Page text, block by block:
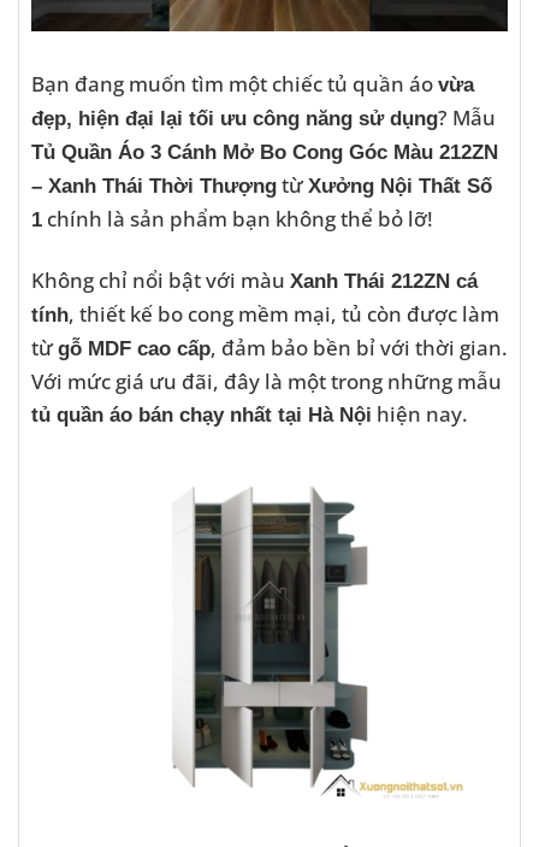
Bạn đang muốn tìm một chiếc tủ quần áo vừa
đẹp, hiện đại lại tối ưu công năng sử dụng? Mẫu
Tủ Quần Áo 3 Cánh Mở Bo Cong Góc Màu 212ZN
– Xanh Thái Thời Thượng từXưởng Nội Thất Số
1 chính là sản phẩm bạn không thể bỏ lỡ!
Không chỉ nổi bật với màu Xanh Thái 212ZN cá
tính, thiết kế bo cong mềm mại, tủ còn được làm
từgỗ MDF cao cấp, đảm bảo bền bỉ với thời gian.
Với mức giá ưu đãi, đây là một trong những mẫu
tủ quần áo bán chạy nhất tại Hà Nội hiện nay.